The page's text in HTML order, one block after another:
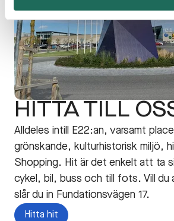
HITTA TILL
Alldeles intill E22:an, varsamt
grönskande, kulturhistorisk miljö,
Shopping. Hit är det enkelt att ta
cykel, bil, buss och till fots. Vill du
slår du in Fundationsvägen 17.
Hitta hit